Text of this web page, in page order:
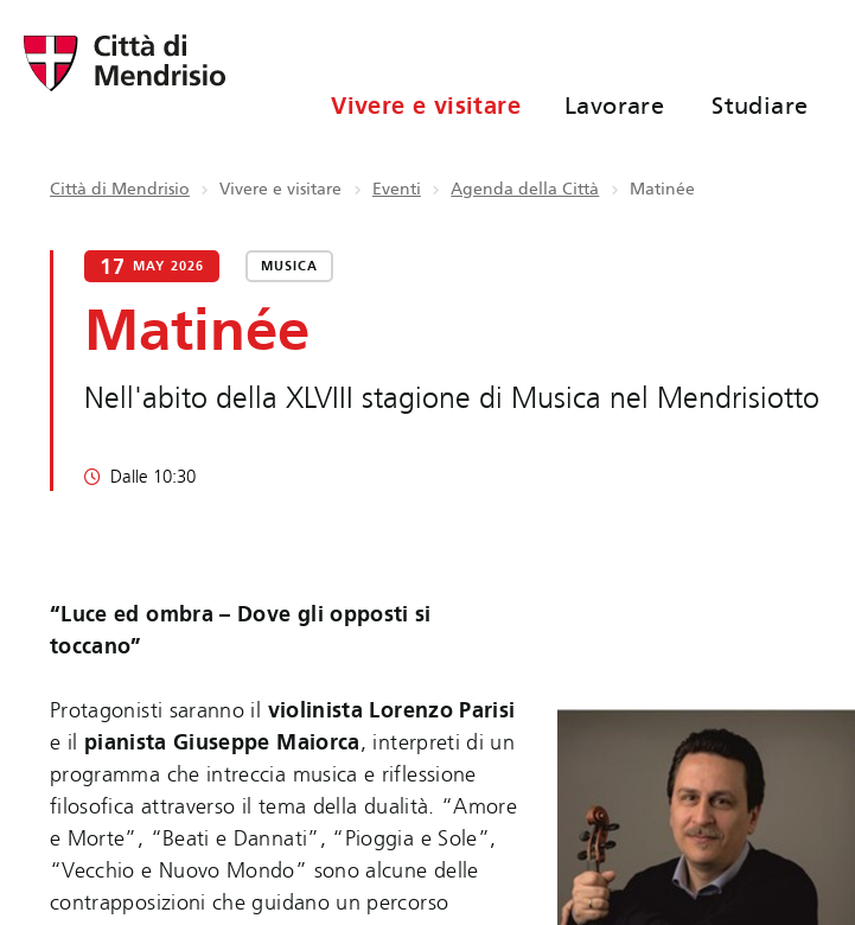
Vivere e visitare Lavorare Studiare
Città di Mendrisio Vivere e visitare Eventi Agenda della Città Matinée
17 MAY 2026 MUSICA
Matinée
Nell'abito della XLVIII stagione di Musica nel Mendrisiotto
Dalle 10:30
“Luce ed ombra – Dove gli opposti si
toccano”
Protagonisti saranno il violinista Lorenzo Parisi
e il pianista Giuseppe Maiorca, interpreti di un
programma che intreccia musica e riflessione
filosofica attraverso il tema della dualità. “Amore
e Morte”, “Beati e Dannati”, “Pioggia e Sole”,
“Vecchio e Nuovo Mondo” sono alcune delle
contrapposizioni che guidano un percorso